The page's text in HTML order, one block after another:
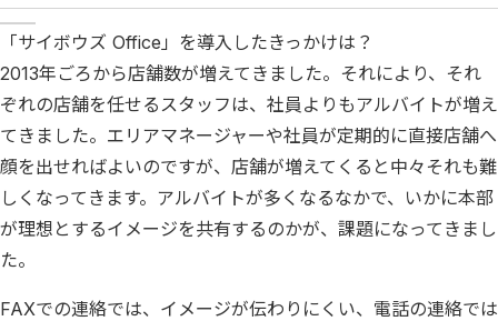
「サイボウズ Office」を導入したきっかけは？
2013年ごろから店舗数が増えてきました。それにより、それ
ぞれの店舗を任せるスタッフは、社員よりもアルバイトが増え
てきました。エリアマネージャーや社員が定期的に直接店舗へ
顔を出せればよいのですが、店舗が増えてくると中々それも難
しくなってきます。アルバイトが多くなるなかで、いかに本部
が理想とするイメージを共有するのかが、課題になってきまし
た。
FAXでの連絡では、イメージが伝わりにくい、電話の連絡では